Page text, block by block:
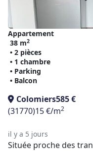
Appartement
38 m2
• 2 pièces
• 1 chambre
• Parking
• Balcon
Colomiers585 €
(31770)15 €/m2
il y a 5 jours
Située proche des